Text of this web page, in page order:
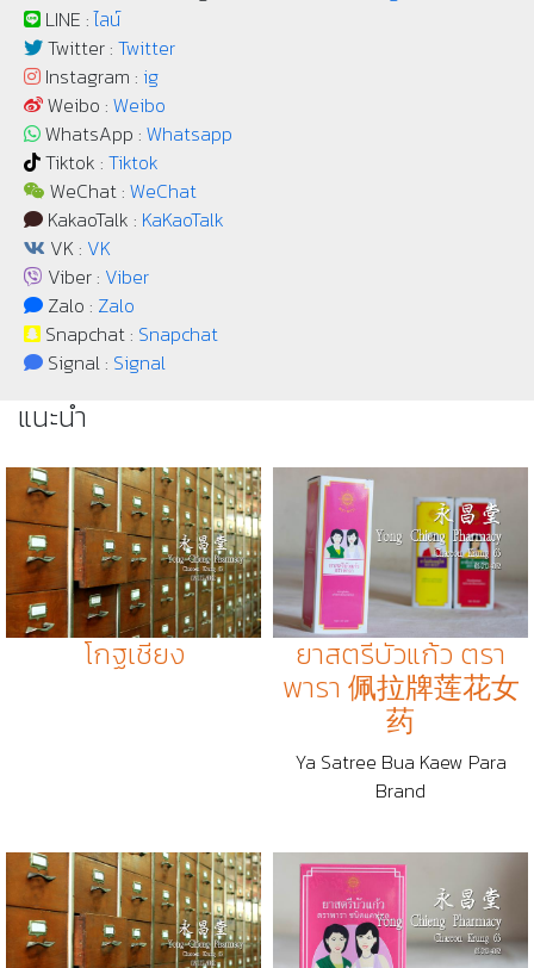
LINE :ไลน์
Twitter : Twitter
Instagram : ig
Weibo : Weibo
WhatsApp : Whatsapp
Tiktok : Tiktok
WeChat : WeChat
KakaoTalk : KaKaoTalk
VK : VK
Viber : Viber
Zalo : Zalo
Snapchat : Snapchat
Signal : Signal
แนะนำ
โกฐเชียง
ยาสตรีบัวแก้ว ตรา
พารา 佩拉牌莲花女
药
Ya Satree Bua Kaew Para
Brand